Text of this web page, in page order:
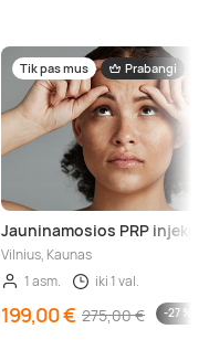
Tik pas mus Prabangi
Jauninamosios PRP
Vilnius, Kaunas
1 asm.
iki 1 val.
199,00 € 275,00 € -27 %